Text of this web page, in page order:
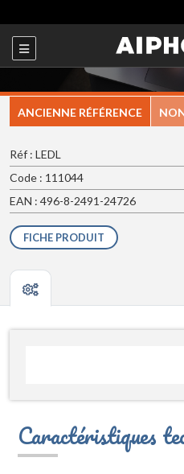
ANCIENNE RÉFÉRENCE
Réf : LEDL
Code : 111044
EAN : 496-8-2491-24726
FICHE PRODUIT
Caractéristiques